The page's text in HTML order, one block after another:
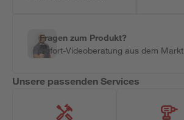
Fragen zum Produkt?
Sofort-Videoberatung aus dem Markt
Unsere passenden Services